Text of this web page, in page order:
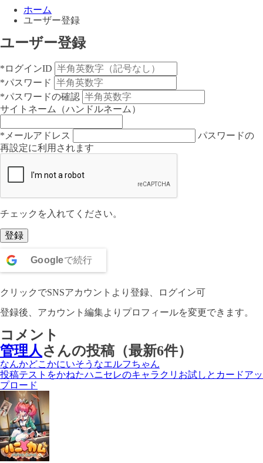
ホーム
ユーザー登録
ユーザー登録
*ログインID
*パスワード
*パスワードの確認
サイトネーム（ハンドルネーム）
*メールアドレス
パスワードの
再設定に利用されます
チェックを入れてください。
登録
Googleで続行
クリックでSNSアカウントより登録、ログイン可
登録後、アカウント編集よりプロフィールを変更できます。
コメント
管理人 さんの投稿（最新6件）
なんかどこかにいそうなエルフちゃん
投稿テストをかねたハニセレのキャラクリお試しとカードアッ
プロード